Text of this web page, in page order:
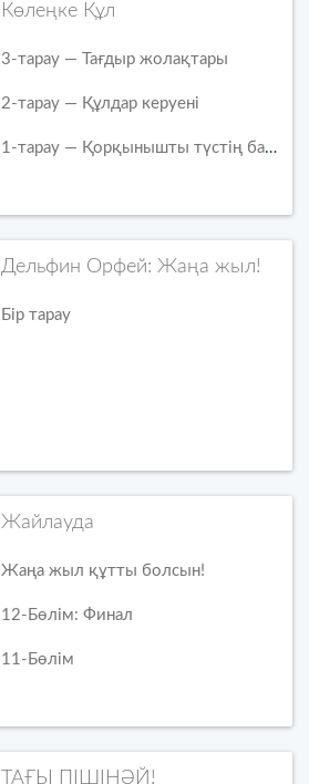
Көлеңке Құл
3-тарау — Тағдыр жолақтары
2-тарау — Құлдар керуені
1-тарау — Қорқынышты түстің басталуы
Дельфин Орфей: Жаңа жыл!
Бір тарау
Жайлауда
Жаңа жыл құтты болсын!
12-Бөлім: Финал
11-Бөлім
ТАҒЫ ПІШІНӘЙ!